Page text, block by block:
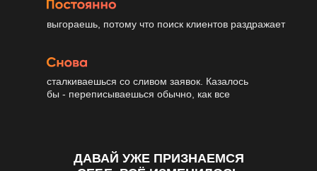
выгораешь, потому что поиск клиентов раздражает
сталкиваешься со сливом заявок. Казалось
бы - переписываешься обычно, как все
ДАВАЙ УЖЕ ПРИЗНАЕМСЯ